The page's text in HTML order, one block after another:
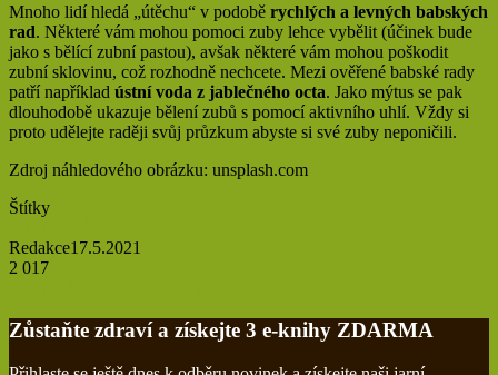
Mnoho lidí hledá „útěchu“ v podobě rychlých a levných babských
rad. Některé vám mohou pomoci zuby lehce vybělit (účinek bude
jako s bělící zubní pastou), avšak některé vám mohou poškodit
zubní sklovinu, což rozhodně nechcete. Mezi ověřené babské rady
patří například ústní voda z jablečného octa. Jako mýtus se pak
dlouhodobě ukazuje bělení zubů s pomocí aktivního uhlí. Vždy si
proto udělejte raději svůj průzkum abyste si své zuby neponičili.
Zdroj náhledového obrázku: unsplash.com
Štítky
Redakce17.5.2021
2 017
Zůstaňte zdraví a získejte 3 e-knihy ZDARMA